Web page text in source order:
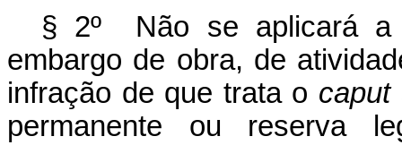
§ 2º Não se aplicará a
embargo de obra, de
infração de que trata o caput
permanente ou reserva